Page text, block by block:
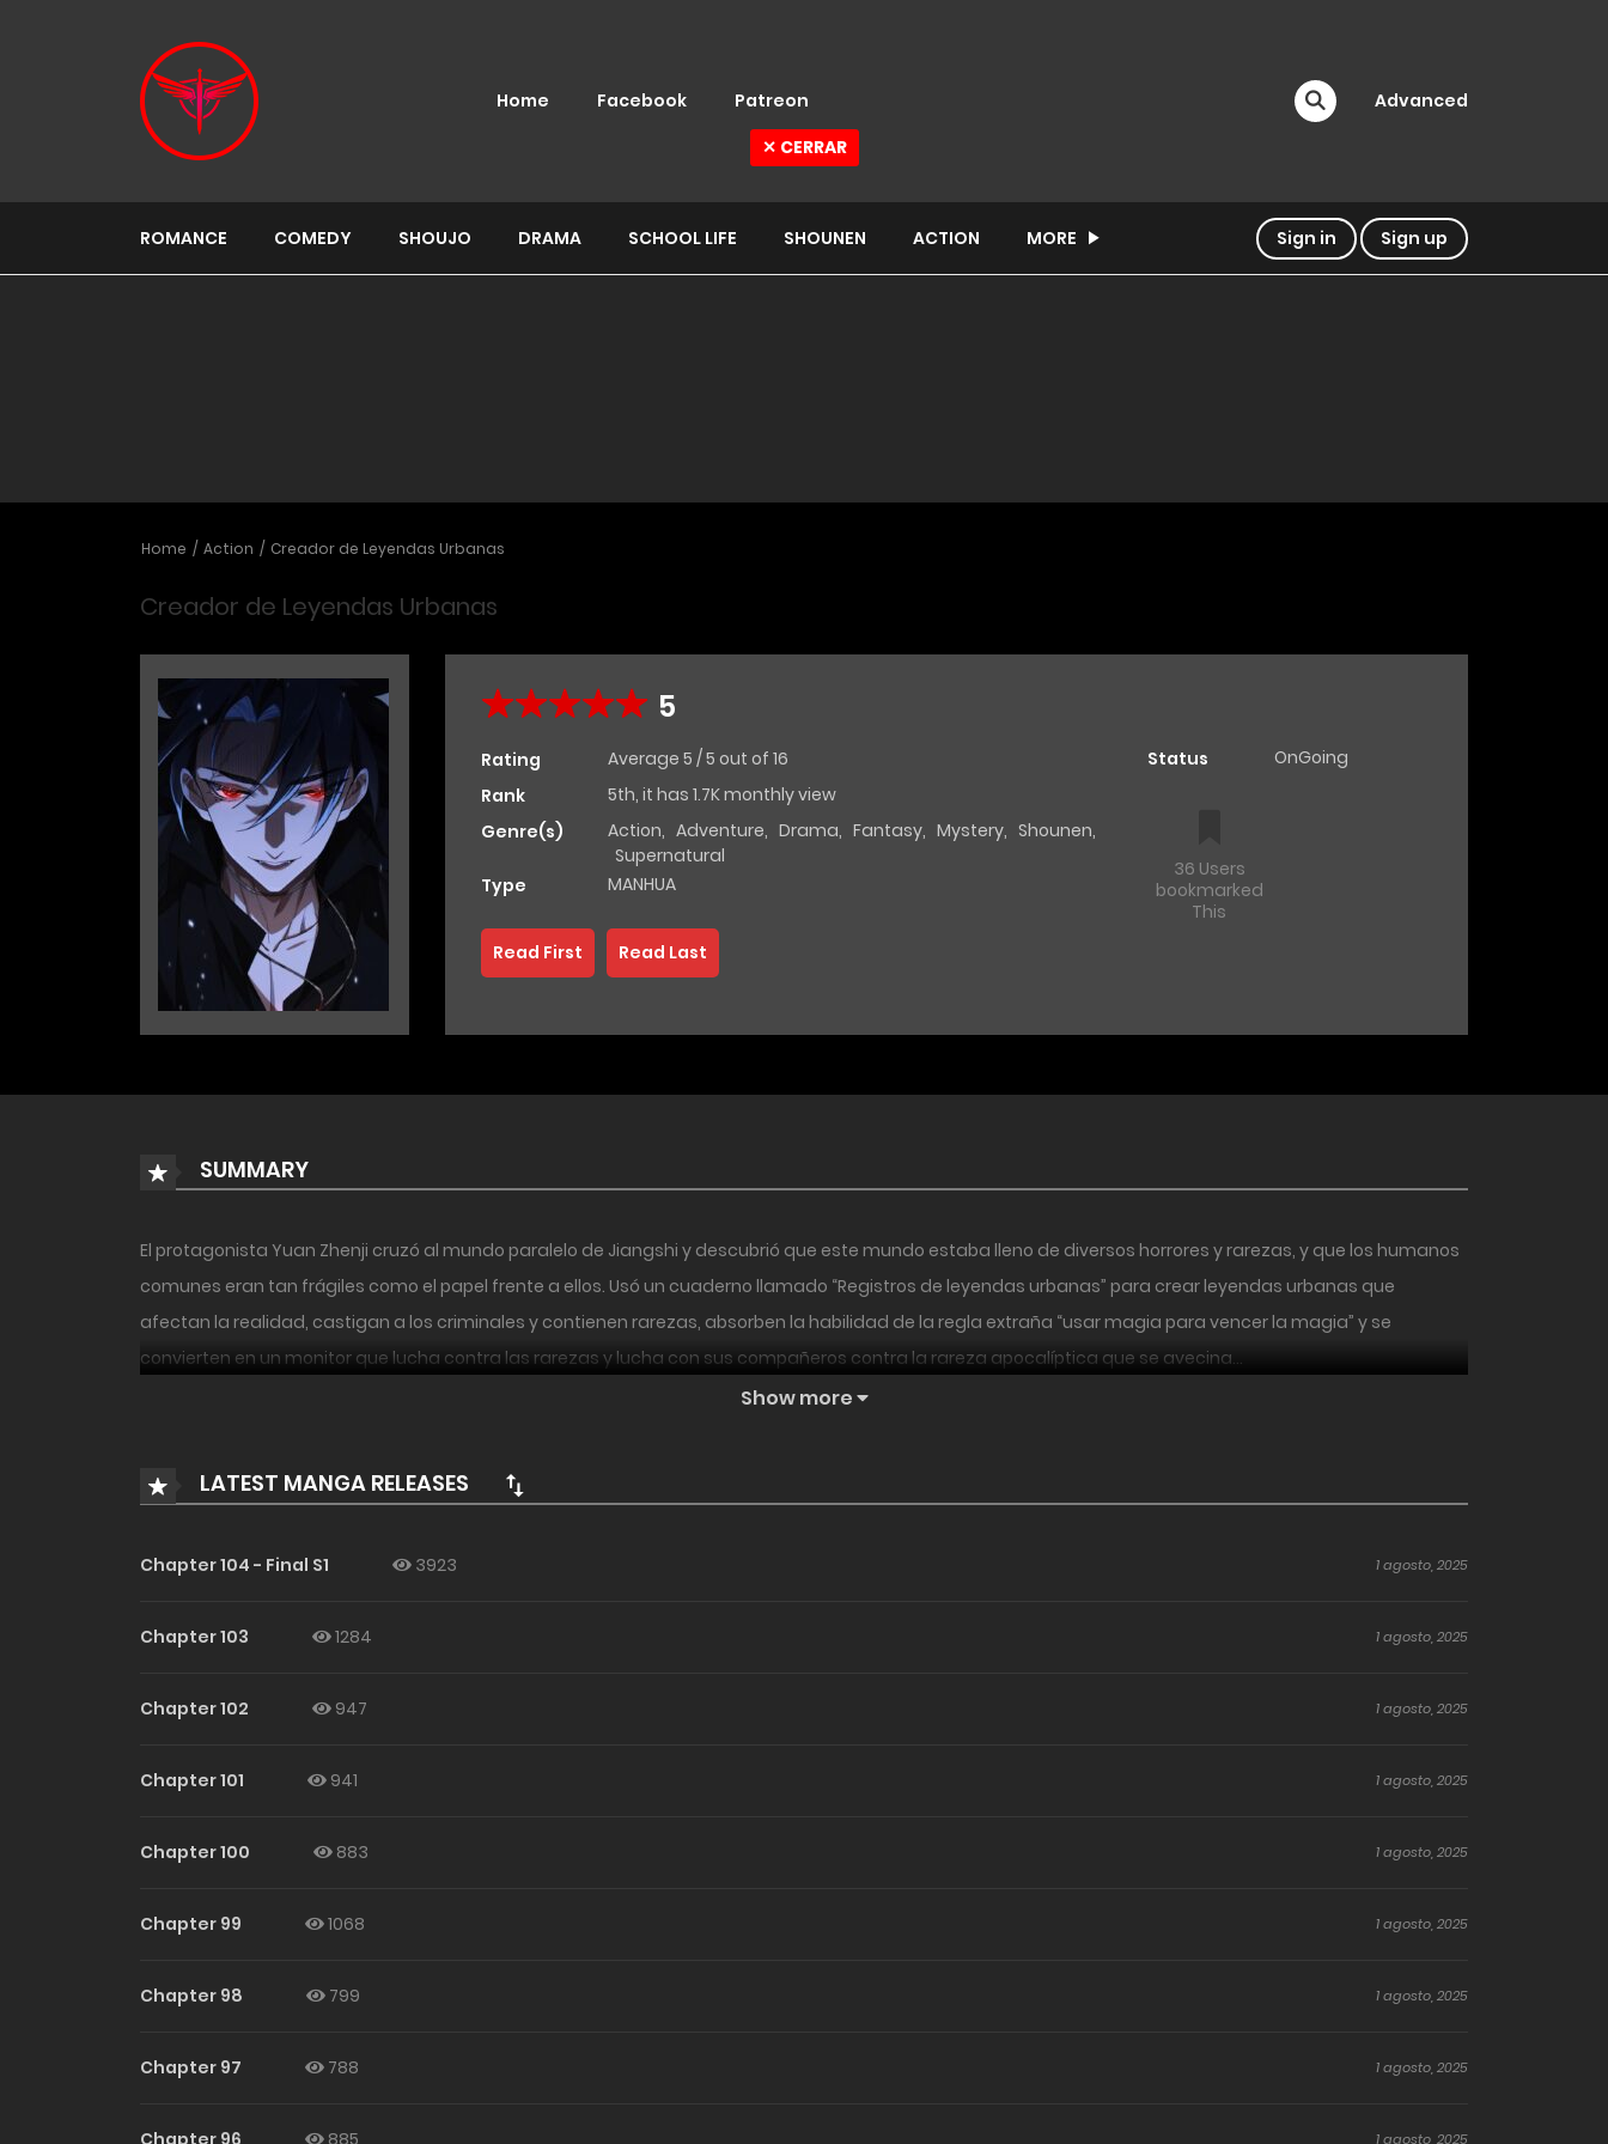
Home Facebook Patreon Advanced
ROMANCE COMEDY SHOUJO DRAMA SCHOOL LIFE SHOUNEN ACTION MORE Sign in Sign up
Home Action Creador de Leyendas Urbanas
Creador de Leyendas Urbanas
5
Rating Average 5 /5 out of 16
Rank
5th, it has 1.7K monthly view
Genre(s)
Action, Adventure, Drama, Fantasy, Mystery, Shounen,
Supernatural
Type
MANHUA
Status OnGoing
36 Users
bookmarked
This
Read First
Read Last
SUMMARY
El protagonista Yuan Zhenji cruzó al mundo paralelo de Jiangshi y descubrió que este mundo estaba lleno de diversos horrores y rarezas, y que los humanos
comunes eran tan frágiles como el papel frente a ellos. Usó un cuaderno llamado “Registros de leyendas urbanas” para crear leyendas urbanas que
afectan la realidad, castigan a los criminales y contienen rarezas, absorben la habilidad de la regla extraña “usar magia para vencer la magia” y se
convierten en un monitor que lucha contra las rarezas y lucha con sus compañeros contra la rareza apocalíptica que se avecina…
Show more
LATEST MANGA RELEASES
Chapter 104 - Final S1 1 agosto, 2025
3923
Chapter 103 1 agosto, 2025
1284
Chapter 102 1 agosto, 2025
947
Chapter 101 1 agosto, 2025
941
Chapter 100 1 agosto, 2025
883
Chapter 99 1 agosto, 2025
1068
Chapter 98 1 agosto, 2025
799
Chapter 97 1 agosto, 2025
788
1 agosto, 2025
✕ CERRAR